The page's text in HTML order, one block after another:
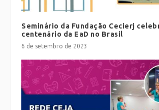
Seminário da Fundação Cecierj
centenário da EaD no Brasil
6 de setembro de 2023